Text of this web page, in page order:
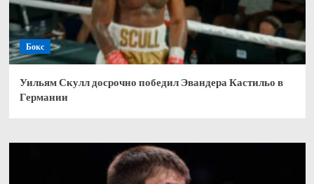
Бокс
Уильям Скулл досрочно победил Эвандера Кастильо в
Германии